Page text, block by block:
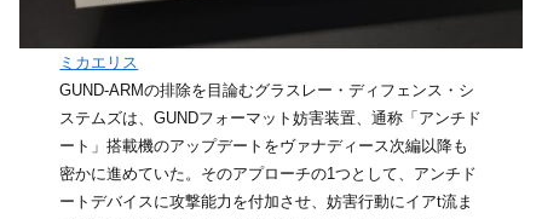
ミカエリス
GUND-ARMの排除を目論むグラスレー・ディフェンス・シ
ステムズは、GUNDフォーマット妨害装置、通称「アンチド
ート」搭載機のアップデートをヴァナディース次編以降も
密かに進めていた。そのアプローチの1つとして、アンチド
ートデバイスに攻撃能力を付加させ、妨害行動にイアt流ま